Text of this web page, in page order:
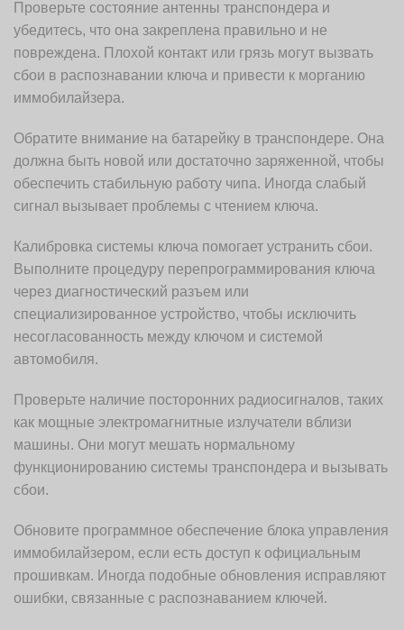
Проверьте состояние антенны транспондера и
убедитесь, что она закреплена правильно и не
повреждена. Плохой контакт или грязь могут вызвать
сбои в распознавании ключа и привести к морганию
иммобилайзера.
Обратите внимание на батарейку в транспондере. Она
должна быть новой или достаточно заряженной, чтобы
обеспечить стабильную работу чипа. Иногда слабый
сигнал вызывает проблемы с чтением ключа.
Калибровка системы ключа помогает устранить сбои.
Выполните процедуру перепрограммирования ключа
через диагностический разъем или
специализированное устройство, чтобы исключить
несогласованность между ключом и системой
автомобиля.
Проверьте наличие посторонних радиосигналов, таких
как мощные электромагнитные излучатели вблизи
машины. Они могут мешать нормальному
функционированию системы транспондера и вызывать
сбои.
Обновите программное обеспечение блока управления
иммобилайзером, если есть доступ к официальным
прошивкам. Иногда подобные обновления исправляют
ошибки, связанные с распознаванием ключей.